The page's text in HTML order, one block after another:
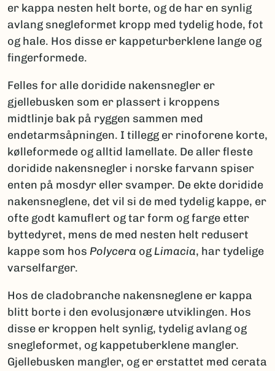
er kappa nesten helt borte, og de har en synlig
avlang snegleformet kropp med tydelig hode, fot
og hale. Hos disse er kappeturberklene lange og
fingerformede.
Felles for alle doridide nakensnegler er
gjellebusken som er plassert i kroppens
midtlinje bak på ryggen sammen med
endetarmsåpningen. I tillegg er rinoforene korte,
kølleformede og alltid lamellate. De aller fleste
doridide nakensnegler i norske farvann spiser
enten på mosdyr eller svamper. De ekte doridide
nakensneglene, det vil si de med tydelig kappe, er
ofte godt kamuflert og tar form og farge etter
byttedyret, mens de med nesten helt redusert
kappe som hos Polycera og Limacia, har tydelige
varselfarger.
Hos de cladobranche nakensneglene er kappa
blitt borte i den evolusjonære utviklingen. Hos
disse er kroppen helt synlig, tydelig avlang og
snegleformet, og kappetuberklene mangler.
Gjellebusken mangler, og er erstattet med cerata